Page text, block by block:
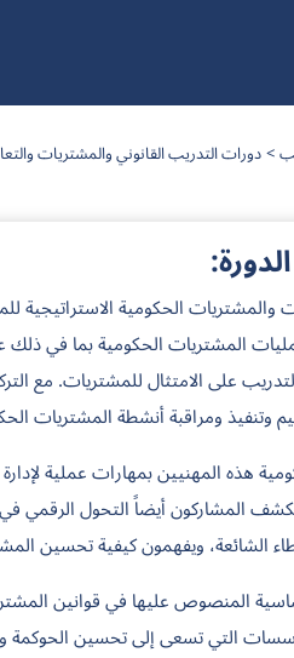
دورات التدريب القانوني والمشتريات
والمشتريات الحكومية الاستراتيجية
المشتريات الحكومية بما في
على الامتثال للمشتريات. مع
ومراقبة أنشطة المشتريات
هذه المهنيين بمهارات عملية
المشاركون أيضاً التحول الرقمي
الشائعة، ويفهمون كيفية تحسين
المنصوص عليها في قوانين
التي تسعى إلى تحسين الحوكمة